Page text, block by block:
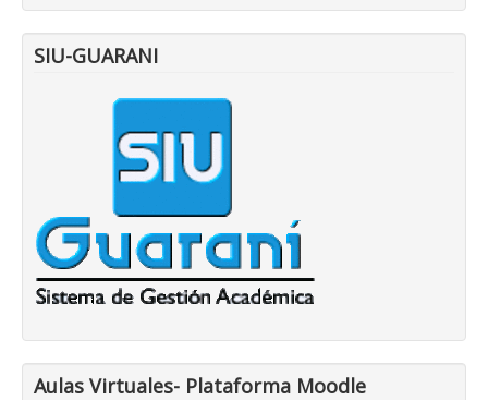
SIU-GUARANI
Aulas Virtuales- Plataforma Moodle